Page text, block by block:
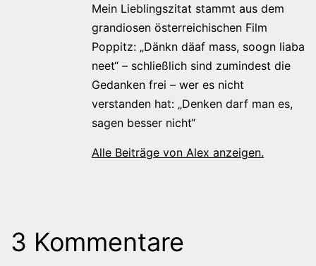
Mein Lieblingszitat stammt aus dem
grandiosen österreichischen Film
Poppitz: „Dänkn däaf mass, soogn liaba
neet“ – schließlich sind zumindest die
Gedanken frei – wer es nicht
verstanden hat: „Denken darf man es,
sagen besser nicht“
Alle Beiträge von Alex anzeigen.
3 Kommentare